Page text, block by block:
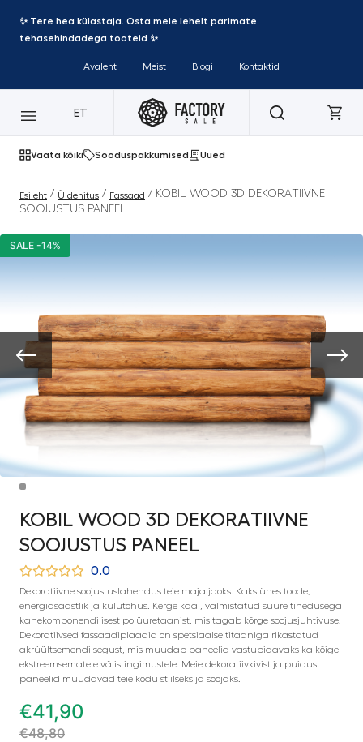
✨ Tere hea külastaja. Osta meie lehelt parimate
tehasehindadega tooteid ✨
Avaleht Meist Blogi Kontaktid
ET
Vaata kõiki Sooduspakkumised Uued
Esileht / Üldehitus / Fassaad / KOBIL WOOD 3D DEKORATIIVNE
SOOJUSTUS PANEEL
SALE -14%
KOBIL WOOD 3D DEKORATIIVNE
SOOJUSTUS PANEEL
0.0
Dekoratiivne soojustuslahendus teie maja jaoks. Kaks ühes toode,
energiasäästlik ja kulutõhus. Kerge kaal, valmistatud suure tihedusega
kahekomponendilisest polüuretaanist, mis tagab kõrge soojusjuhtivuse.
Dekoratiivsed fassaadiplaadid on spetsiaalse titaaniga rikastatud
akrüültsemendi segust, mis muudab paneelid vastupidavaks ka kõige
ekstreemsematele välistingimustele. Meie dekoratiivkivist ja puidust
paneelid muudavad teie kodu stiilseks ja soojaks.
€41,90
€48,80